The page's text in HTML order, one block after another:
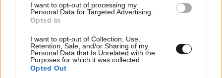
I want to opt-out of processing my
Personal Data for Targeted Advertising.
Opted In
I want to opt-out of Collection, Use,
Retention, Sale, and/or Sharing of my
Personal Data that Is Unrelated with the
Purposes for which it was collected.
Opted Out